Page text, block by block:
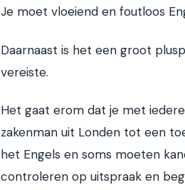
Je moet vloeiend en foutloos
Daarnaast is het een groot
vereiste.
Het gaat erom dat je met
zakenman uit Londen tot een
het Engels en soms moeten
controleren op uitspraak en